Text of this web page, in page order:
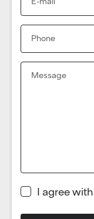
I agree with